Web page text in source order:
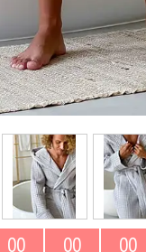
00 00 00